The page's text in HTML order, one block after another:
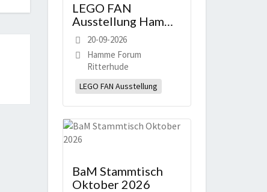
LEGO FAN
Ausstellung Hamme
Bricks 2026
20-09-2026
Hamme Forum
Ritterhude
LEGO FAN Ausstellung
BaM Stammtisch
Oktober 2026